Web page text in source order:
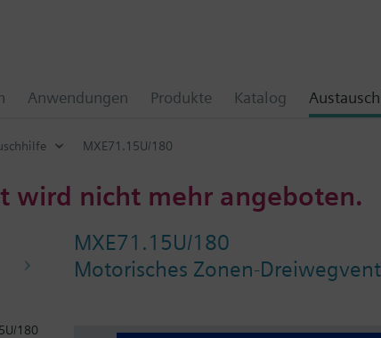
Anwendungen Produkte Katalog
MXE71.15U/180
wird nicht mehr angeboten.
MXE71.15U/180
Motorisches Zonen-
180